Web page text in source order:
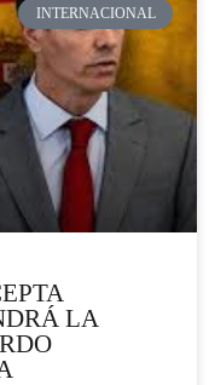
INTERNACIONAL
LA